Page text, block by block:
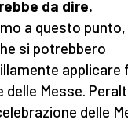
da dire.
a questo punto,
si potrebbero
applicare
delle Messe.
delle